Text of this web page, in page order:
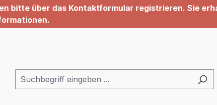
bitte über das Kontaktformular registrieren. Sie